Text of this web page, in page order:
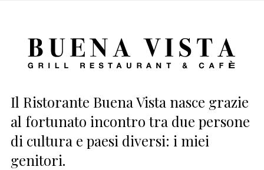
Il Ristorante Buena Vista nasce grazie
al fortunato incontro tra due persone
di cultura e paesi diversi: i miei
genitori.